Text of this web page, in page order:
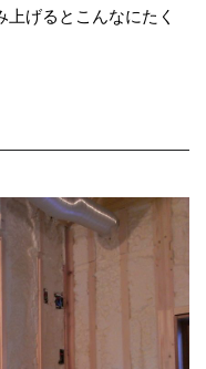
げるとこんなにたく